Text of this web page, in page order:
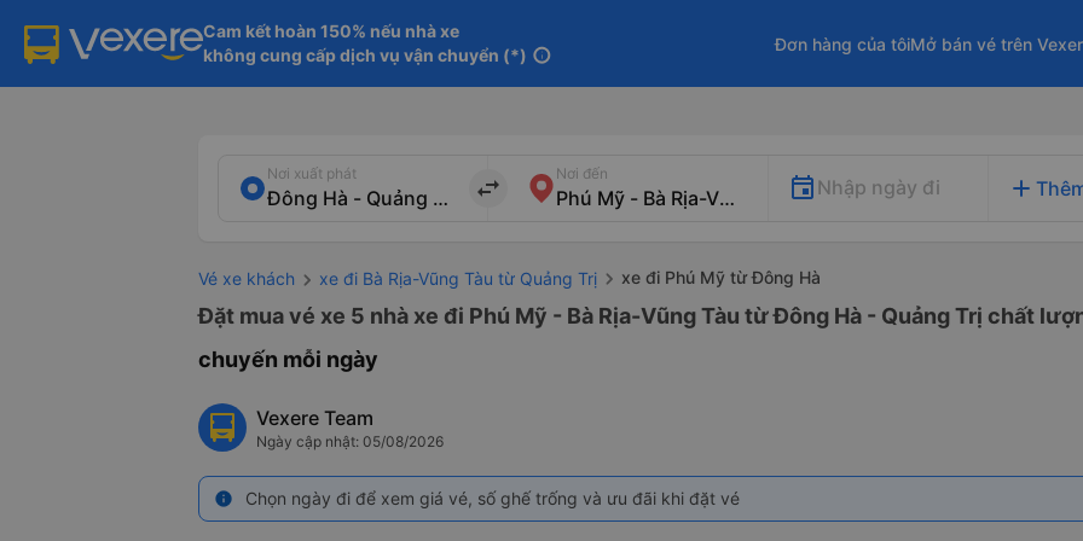
Cam kết hoàn 150% nếu nhà xe
không cung cấp dịch vụ vận chuyển (*) info
Đơn hàng của tôiMở bán vé trên
Nơi xuất phát
import_export
Nơi đến
Nhập ngày đi add
Vé xe khách xe đi Bà Rịa-Vũng Tàu từ Quảng Trị xe đi Phú Mỹ từ Đông Hà
Đặt mua vé xe 5 nhà xe đi Phú Mỹ - Bà Rịa-Vũng Tàu từ Đông Hà - Quảng Trị chất
chuyến mỗi ngày
Vexere Team
Ngày cập nhật: 05/08/2026
info Chọn ngày đi để xem giá vé, số ghế trống và ưu đãi khi đặt vé